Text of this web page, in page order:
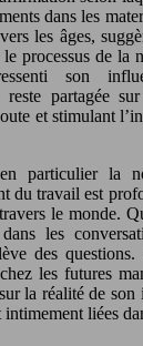
dans les
les âges,
processus de la
son
reste partagée
et stimulant
particulier la
du travail est
le monde.
les
des
les futures
la réalité de son
intimement liées